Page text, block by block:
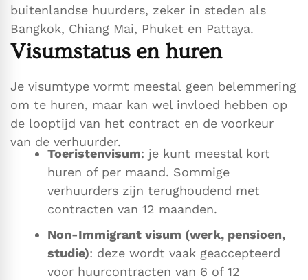
buitenlandse huurders, zeker in steden als
Bangkok, Chiang Mai, Phuket en Pattaya.
Visumstatus en huren
Je visumtype vormt meestal geen belemmering
om te huren, maar kan wel invloed hebben op
de looptijd van het contract en de voorkeur
van de verhuurder.
Toeristenvisum: je kunt meestal kort
huren of per maand. Sommige
verhuurders zijn terughoudend met
contracten van 12 maanden.
Non-Immigrant visum (werk, pensioen,
studie): deze wordt vaak geaccepteerd
voor huurcontracten van 6 of 12